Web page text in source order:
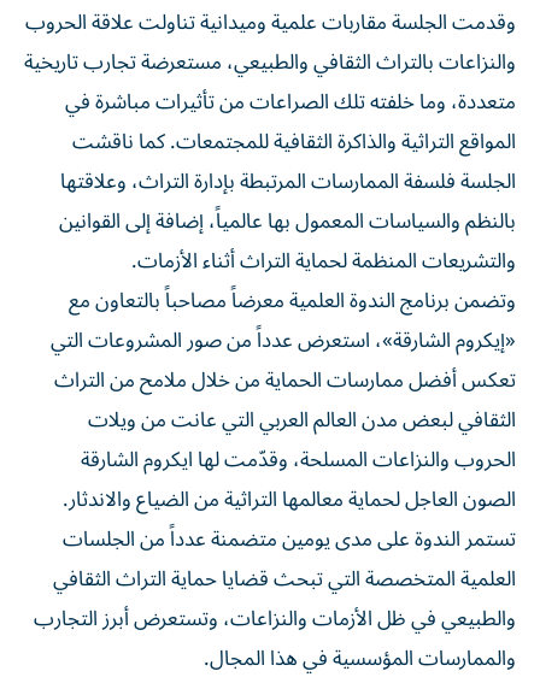
وقدمت الجلسة مقاربات علمية وميدانية تناولت علاقة الحروب
والنزاعات بالتراث الثقافي والطبيعي، مستعرضة تجارب تاريخية
متعددة، وما خلفته تلك الصراعات من تأثيرات مباشرة في
المواقع التراثية والذاكرة الثقافية للمجتمعات. كما ناقشت
الجلسة فلسفة الممارسات المرتبطة بإدارة التراث، وعلاقتها
بالنظم والسياسات المعمول بها عالمياً، إضافة إلى القوانين
والتشريعات المنظمة لحماية التراث أثناء الأزمات.
وتضمن برنامج الندوة العلمية معرضاً مصاحباً بالتعاون مع
«إيكروم الشارقة»، استعرض عدداً من صور المشروعات التي
تعكس أفضل ممارسات الحماية من خلال ملامح من التراث
الثقافي لبعض مدن العالم العربي التي عانت من ويلات
الحروب والنزاعات المسلحة، وقدّمت لها ايكروم الشارقة
الصون العاجل لحماية معالمها التراثية من الضياع والاندثار.
تستمر الندوة على مدى يومين متضمنة عدداً من الجلسات
العلمية المتخصصة التي تبحث قضايا حماية التراث الثقافي
والطبيعي في ظل الأزمات والنزاعات، وتستعرض أبرز التجارب
والممارسات المؤسسية في هذا المجال.